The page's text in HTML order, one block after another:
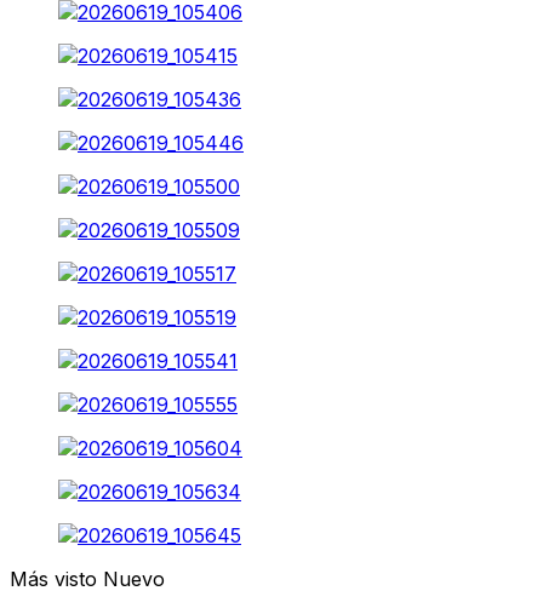
Más visto Nuevo